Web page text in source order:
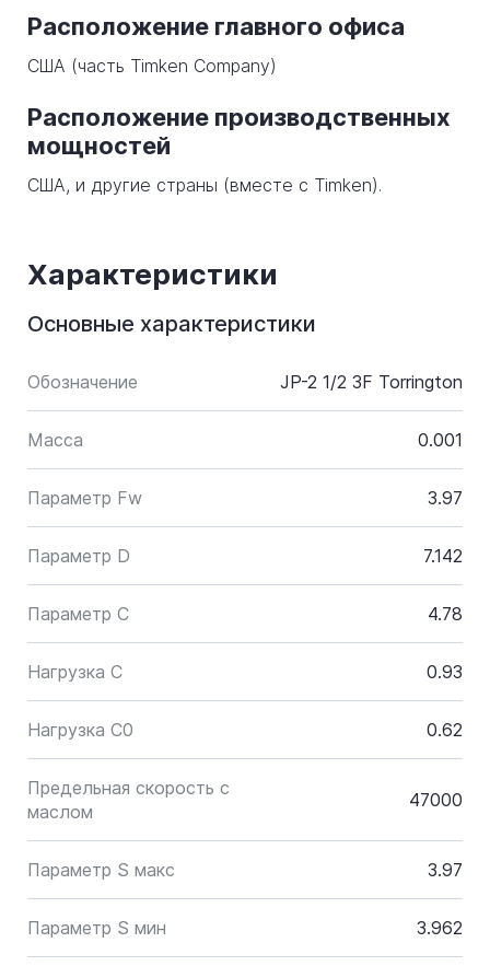
Расположение главного офиса
США (часть Timken Company)
Расположение производственных
мощностей
США, и другие страны (вместе с Timken).
Характеристики
Основные характеристики
Обозначение JP-2 1/2 3F Torrington
Масса 0.001
Параметр Fw 3.97
Параметр D 7.142
Параметр C 4.78
Нагрузка C 0.93
Нагрузка C0 0.62
Предельная скорость с
маслом
47000
Параметр S макс 3.97
Параметр S мин 3.962